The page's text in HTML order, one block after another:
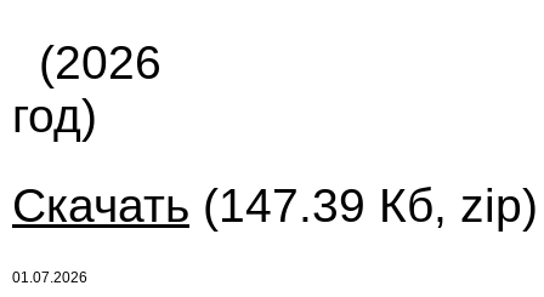
(2026
год)
Скачать (147.39 Кб,
01.07.2026